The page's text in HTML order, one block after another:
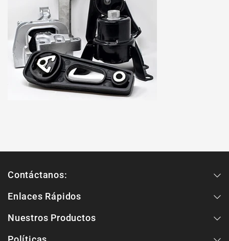
Contáctanos:
Enlaces Rápidos
Nuestros Productos